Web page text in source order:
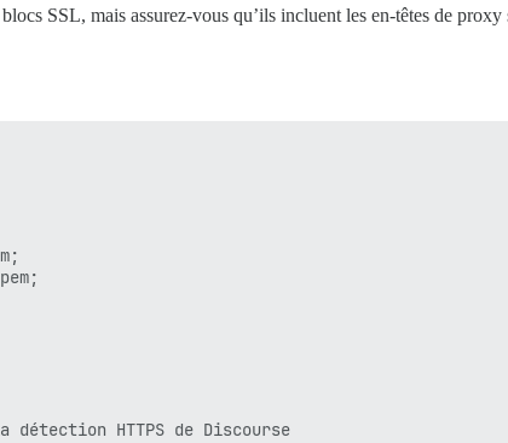
SSL, mais assurez-vous qu’ils incluent les en-têtes de
détection HTTPS de Discourse